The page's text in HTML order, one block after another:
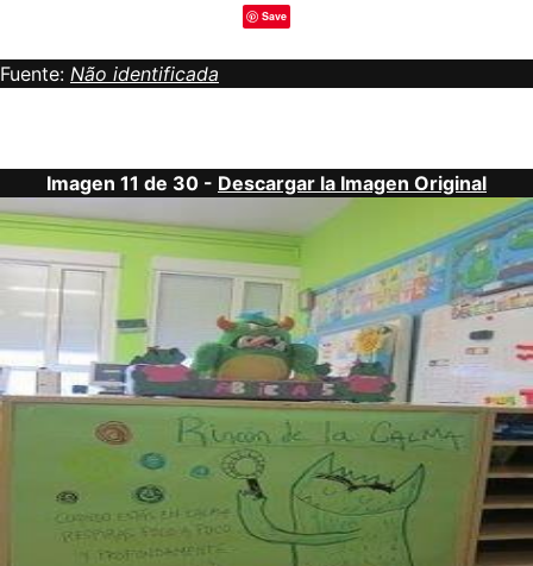
Save
Fuente: Não identificada
Imagen 11 de 30 - Descargar la Imagen Original